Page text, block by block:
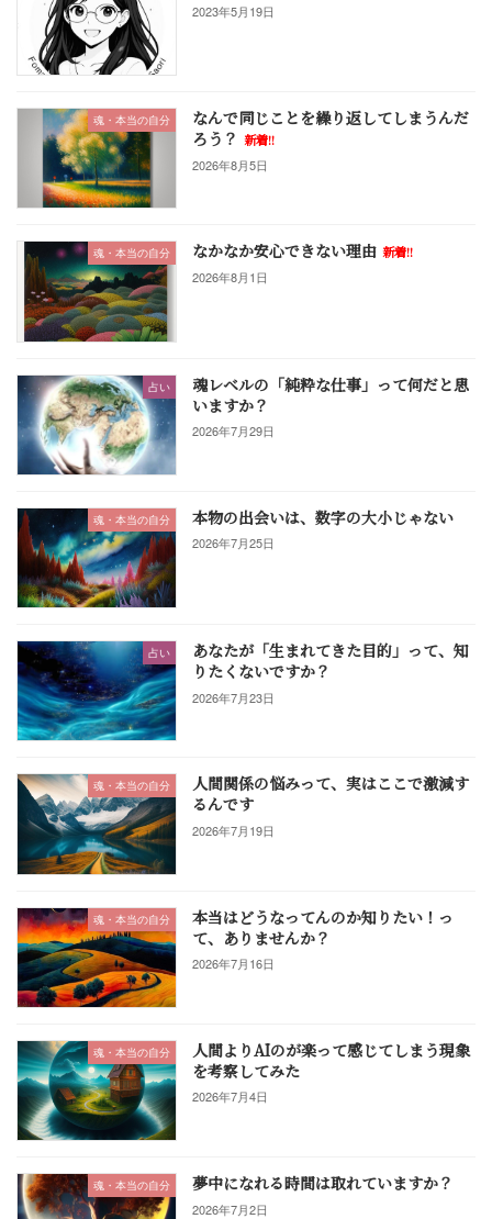
2023年5月19日
魂・本当の自分
なんで同じことを繰り返してしまうんだ
ろう？ 新着!!
2026年8月5日
魂・本当の自分 なかなか安心できない理由 新着!!
2026年8月1日
占い
魂レベルの「純粋な仕事」って何だと思
いますか？
2026年7月29日
魂・本当の自分 本物の出会いは、数字の大小じゃない
2026年7月25日
占い
あなたが「生まれてきた目的」って、知
りたくないですか？
2026年7月23日
魂・本当の自分
人間関係の悩みって、実はここで激減す
るんです
2026年7月19日
魂・本当の自分
本当はどうなってんのか知りたい！っ
て、ありませんか？
2026年7月16日
魂・本当の自分
人間よりAIのが楽って感じてしまう現象
を考察してみた
2026年7月4日
魂・本当の自分 夢中になれる時間は取れていますか？
2026年7月2日